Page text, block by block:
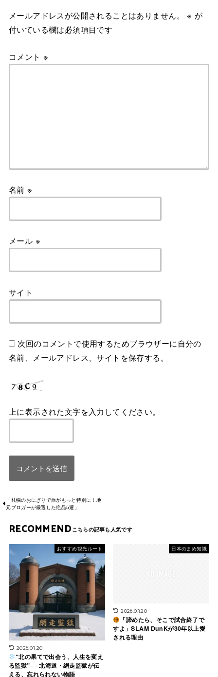
メールアドレスが公開されることはありません。 ※ が
付いている欄は必須項目です
コメント ※
名前※
メール ※
サイト
次回のコメントで使用するためブラウザーに自分の
名前、メールアドレス、サイトを保存する。
上に表示された文字を入力してください。
「札幌のおにぎりで旅がもっと特別に！地
元ブロガーが厳選した絶品5選」
RECOMMEND
おすすめ観光ルート
2026.03.20
“北の果てで出会う、人生を変え
る監獄”──北海道・網走監獄が伝
える、忘れられない物語
日本のまめ知識
2026.03.20
「諦めたら、そこで試合終了で
すよ」SLAM DunKが30年以上愛
される理由